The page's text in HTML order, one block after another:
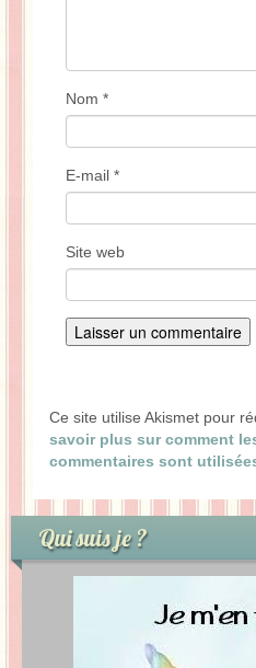
Nom *
E-mail *
Site web
Ce site utilise Akismet pour
savoir plus sur comment
commentaires sont
Qui suis je ?